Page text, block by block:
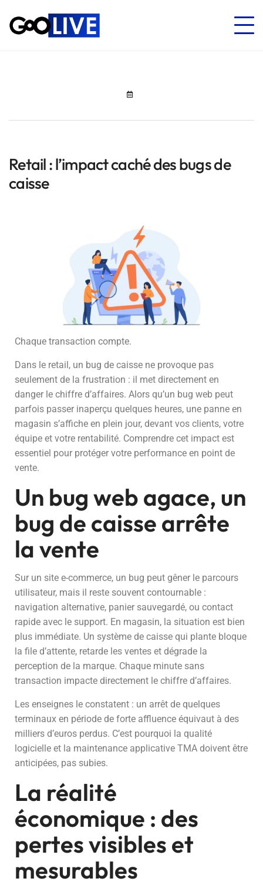
Retail : l’impact caché des bugs de
caisse
Chaque transaction compte.
Dans le retail, un bug de caisse ne provoque pas
seulement de la frustration : il met directement en
danger le chiffre d’affaires. Alors qu’un bug web peut
parfois passer inaperçu quelques heures, une panne en
magasin s’affiche en plein jour, devant vos clients, votre
équipe et votre rentabilité. Comprendre cet impact est
essentiel pour protéger votre performance en point de
vente.
Un bug web agace, un
bug de caisse arrête
la vente
Sur un site e-commerce, un bug peut gêner le parcours
utilisateur, mais il reste souvent contournable :
navigation alternative, panier sauvegardé, ou contact
rapide avec le support. En magasin, la situation est bien
plus immédiate. Un système de caisse qui plante bloque
la file d’attente, retarde les ventes et dégrade la
perception de la marque. Chaque minute sans
transaction impacte directement le chiffre d’affaires.
Les enseignes le constatent : un arrêt de quelques
terminaux en période de forte affluence équivaut à des
milliers d’euros perdus. C’est pourquoi la qualité
logicielle et la maintenance applicative TMA doivent être
anticipées, pas subies.
La réalité
économique : des
pertes visibles et
mesurables